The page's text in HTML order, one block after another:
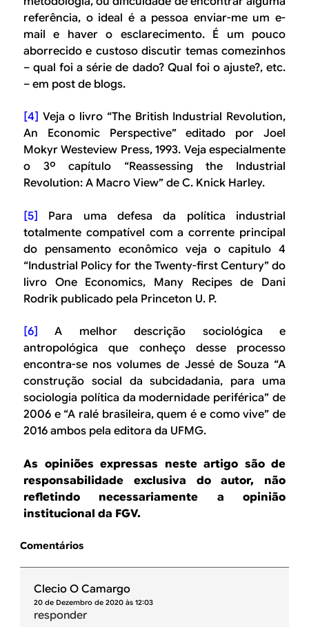
referência, o ideal é a pessoa enviar-me um e-
mail e haver o esclarecimento. É um pouco
aborrecido e custoso discutir temas comezinhos
– qual foi a série de dado? Qual foi o ajuste?, etc.
– em post de blogs.
[4] Veja o livro “The British Industrial Revolution,
An Economic Perspective” editado por Joel
Mokyr Westeview Press, 1993. Veja especialmente
o 3º capítulo “Reassessing the Industrial
Revolution: A Macro View” de C. Knick Harley.
[5] Para uma defesa da política industrial
totalmente compatível com a corrente principal
do pensamento econômico veja o capitulo 4
“Industrial Policy for the Twenty-first Century” do
livro One Economics, Many Recipesde Dani
Rodrik publicado pela Princeton U. P.
[6] A melhor descrição sociológica e
antropológica que conheço desse processo
encontra-se nos volumes de Jessé de Souza “A
construção social da subcidadania, para uma
sociologia política da modernidade periférica” de
2006 e “A ralé brasileira, quem é e como vive” de
2016 ambos pela editora da UFMG.
As opiniões expressas neste artigo são de
responsabilidade exclusiva do autor, não
refletindo necessariamente a opinião
institucional da FGV.
Comentários
Clecio O Camargo
20 de Dezembro de 2020 às 12:03
responder